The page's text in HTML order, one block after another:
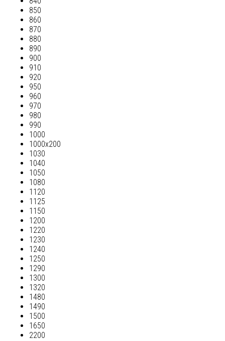
850
860
870
880
890
900
910
920
950
960
970
980
990
1000
1000х200
1030
1040
1050
1080
1120
1125
1150
1200
1220
1230
1240
1250
1290
1300
1320
1480
1490
1500
1650
2200